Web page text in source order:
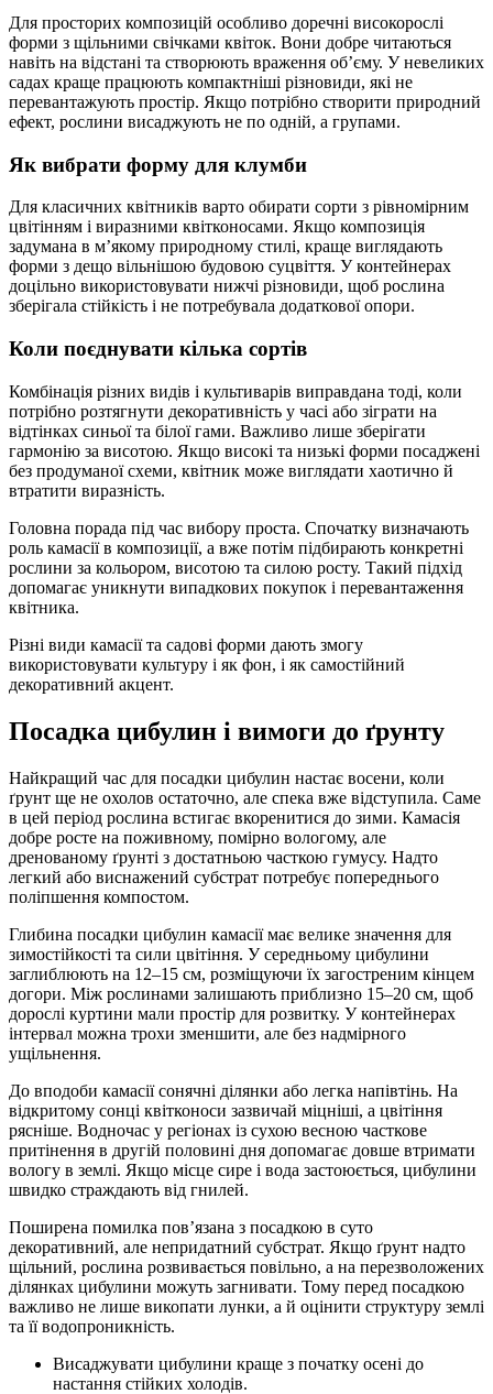
Для просторих композицій особливо доречні високорослі
форми з щільними свічками квіток. Вони добре читаються
навіть на відстані та створюють враження об’єму. У невеликих
садах краще працюють компактніші різновиди, які не
перевантажують простір. Якщо потрібно створити природний
ефект, рослини висаджують не по одній, а групами.
Як вибрати форму для клумби
Для класичних квітників варто обирати сорти з рівномірним
цвітінням і виразними квітконосами. Якщо композиція
задумана в м’якому природному стилі, краще виглядають
форми з дещо вільнішою будовою суцвіття. У контейнерах
доцільно використовувати нижчі різновиди, щоб рослина
зберігала стійкість і не потребувала додаткової опори.
Коли поєднувати кілька сортів
Комбінація різних видів і культиварів виправдана тоді, коли
потрібно розтягнути декоративність у часі або зіграти на
відтінках синьої та білої гами. Важливо лише зберігати
гармонію за висотою. Якщо високі та низькі форми посаджені
без продуманої схеми, квітник може виглядати хаотично й
втратити виразність.
Головна порада під час вибору проста. Спочатку визначають
роль камасії в композиції, а вже потім підбирають конкретні
рослини за кольором, висотою та силою росту. Такий підхід
допомагає уникнути випадкових покупок і перевантаження
квітника.
Різні види камасії та садові форми дають змогу
використовувати культуру і як фон, і як самостійний
декоративний акцент.
Посадка цибулин і вимоги до ґрунту
Найкращий час для посадки цибулин настає восени, коли
ґрунт ще не охолов остаточно, але спека вже відступила. Саме
в цей період рослина встигає вкоренитися до зими. Камасія
добре росте на поживному, помірно вологому, але
дренованому ґрунті з достатньою часткою гумусу. Надто
легкий або виснажений субстрат потребує попереднього
поліпшення компостом.
Глибина посадки цибулин камасії має велике значення для
зимостійкості та сили цвітіння. У середньому цибулини
заглиблюють на 12–15 см, розміщуючи їх загостреним кінцем
догори. Між рослинами залишають приблизно 15–20 см, щоб
дорослі куртини мали простір для розвитку. У контейнерах
інтервал можна трохи зменшити, але без надмірного
ущільнення.
До вподоби камасії сонячні ділянки або легка напівтінь. На
відкритому сонці квітконоси зазвичай міцніші, а цвітіння
рясніше. Водночас у регіонах із сухою весною часткове
притінення в другій половині дня допомагає довше втримати
вологу в землі. Якщо місце сире і вода застоюється, цибулини
швидко страждають від гнилей.
Поширена помилка пов’язана з посадкою в суто
декоративний, але непридатний субстрат. Якщо ґрунт надто
щільний, рослина розвивається повільно, а на перезволожених
ділянках цибулини можуть загнивати. Тому перед посадкою
важливо не лише викопати лунки, а й оцінити структуру землі
та її водопроникність.
Висаджувати цибулини краще з початку осені до
настання стійких холодів.